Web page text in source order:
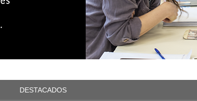
DESTACADOS